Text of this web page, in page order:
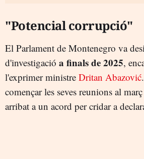
"Potencial corrupció"
El Parlament de Montenegro va
d'investigació a finals de 2025,
l'exprimer ministre Dritan Abazović
començar les seves reunions al
arribat a un acord per cridar a